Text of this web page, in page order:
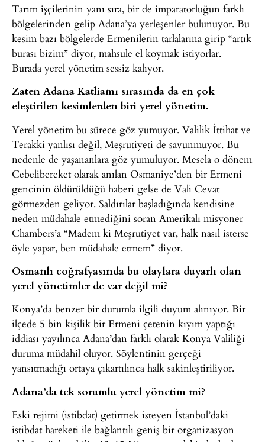
Tarım işçilerinin yanı sıra, bir de imparatorluğun farklı
bölgelerinden gelip Adana’ya yerleşenler bulunuyor. Bu
kesim bazı bölgelerde Ermenilerin tarlalarına girip “artık
burası bizim” diyor, mahsule el koymak istiyorlar.
Burada yerel yönetim sessiz kalıyor.
Zaten Adana Katliamı sırasında da en çok
eleştirilen kesimlerden biri yerel yönetim.
Yerel yönetim bu sürece göz yumuyor. Valilik İttihat ve
Terakki yanlısı değil, Meşrutiyeti de savunmuyor. Bu
nedenle de yaşananlara göz yumuluyor. Mesela o dönem
Cebelibereket olarak anılan Osmaniye’den bir Ermeni
gencinin öldürüldüğü haberi gelse de Vali Cevat
görmezden geliyor. Saldırılar başladığında kendisine
neden müdahale etmediğini soran Amerikalı misyoner
Chambers’a “Madem ki Meşrutiyet var, halk nasıl isterse
öyle yapar, ben müdahale etmem” diyor.
Osmanlı coğrafyasında bu olaylara duyarlı olan
yerel yönetimler de var değil mi?
Konya’da benzer bir durumla ilgili duyum alınıyor. Bir
ilçede 5 bin kişilik bir Ermeni çetenin kıyım yaptığı
iddiası yayılınca Adana’dan farklı olarak Konya Valiliği
duruma müdahil oluyor. Söylentinin gerçeği
yansıtmadığı ortaya çıkartılınca halk sakinleştiriliyor.
Adana’da tek sorumlu yerel yönetim mi?
Eski rejimi (istibdat) getirmek isteyen İstanbul’daki
istibdat hareketi ile bağlantılı geniş bir organizasyon